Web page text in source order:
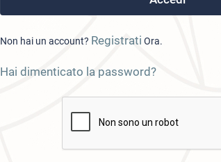
Non hai un account? Registrati Ora.
Hai dimenticato la password?